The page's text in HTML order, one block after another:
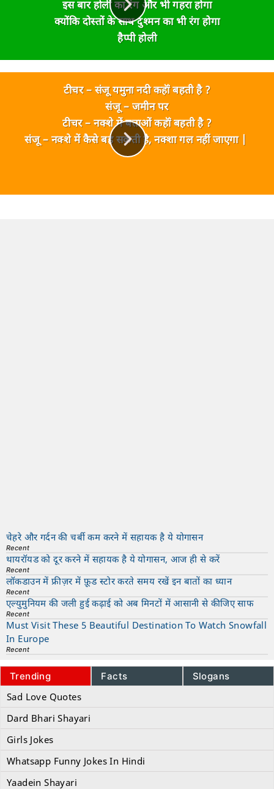
इस बार होली का रंग और भी गहरा होगा
क्योंकि दोस्तों के साथ दुश्मन का भी रंग होगा
हैप्पी होली
टीचर –संजू यमुना नदी कहॉं बहती है ?
संजू –जमीन पर
टीचर –नक्शे में बताओं कहॉं बहती है ?
संजू –नक्शे में कैसे बह सकती है, नक्शा गल नहीं जाएगा |
चेहरे और गर्दन की चर्बी कम करने में सहायक है ये योगासन
Recent
थायरॉयड को दूर करने में सहायक है ये योगासन, आज ही से करें
Recent
लॉकडाउन में फ्रीज़र में फ़ूड स्टोर करते समय रखें इन बातों का ध्यान
Recent
एल्युमुनियम की जली हुई कढ़ाई को अब मिनटों में आसानी से कीजिए साफ
Recent
Must Visit These 5 Beautiful Destination To Watch Snowfall
In Europe
Recent
Trending Facts Slogans
Sad Love Quotes
Dard Bhari Shayari
Girls Jokes
Whatsapp Funny Jokes In Hindi
Yaadein Shayari